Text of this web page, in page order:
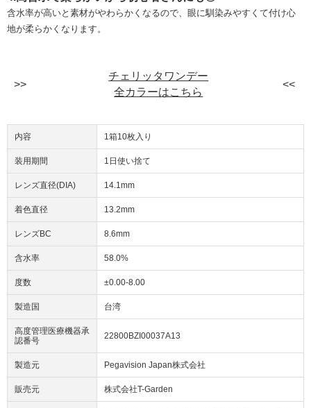
含水率が高いと素材がやわらかくなるので、眼に馴染みやすくて付け心
地が柔らかくなります。
チェリッタワンデー
全カラーはこちら
内容 1箱10枚入り
装用期間 1日使い捨て
レンズ直径(DIA) 14.1mm
着色直径 13.2mm
レンズBC 8.6mm
含水率 58.0%
度数 ±0.00-8.00
製造国 台湾
高度管理医療機器承
認番号
22800BZI00037A13
製造元 Pegavision Japan株式会社
販売元 株式会社T-Garden